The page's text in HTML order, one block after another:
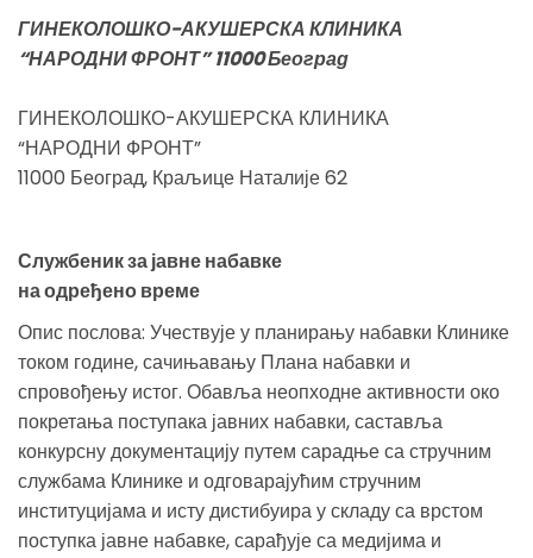
ГИНЕКОЛОШКО-АКУШЕРСКА КЛИНИКА
“НАРОДНИ ФРОНТ” 11000 Београд
ГИНЕКОЛОШКО-АКУШЕРСКА КЛИНИКА
“НАРОДНИ ФРОНТ”
11000 Београд, Краљице Наталије 62
Службеник за јавне набавке
на одређено време
Опис послова: Учествује у планирању набавки Клинике
током године, сачињавању Плана набавки и
спровођењу истог. Обавља неопходне активности око
покретања поступака јавних набавки, саставља
конкурсну документацију путем сарадње са стручним
службама Клинике и одговарајућим стручним
институцијама и исту дистибуира у складу са врстом
поступка јавне набавке, сарађује са медијима и